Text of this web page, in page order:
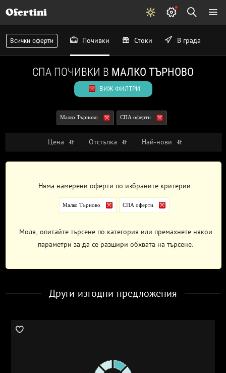
Ofertini
Всички оферти Почивки Стоки В града
СПА ПОЧИВКИ В МАЛКО ТЪРНОВО
ВИЖ ФИЛТРИ
Малко Търново СПА оферти
Цена Отстъпка Най-нови
Няма намерени оферти по избраните критерии:
Малко Търново СПА оферти
Моля, опитайте търсене по категория или премахнете някои
параметри за да се разшири обхвата на търсене.
Други изгодни предложения